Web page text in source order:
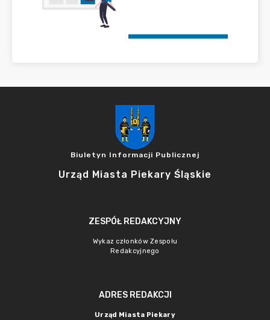
Biuletyn Informacji Publicznej
Urząd Miasta Piekary Śląskie
ZESPÓŁ REDAKCYJNY
Wykaz członków Zespołu
Redakcyjnego
ADRES REDAKCJI
Urząd Miasta Piekary